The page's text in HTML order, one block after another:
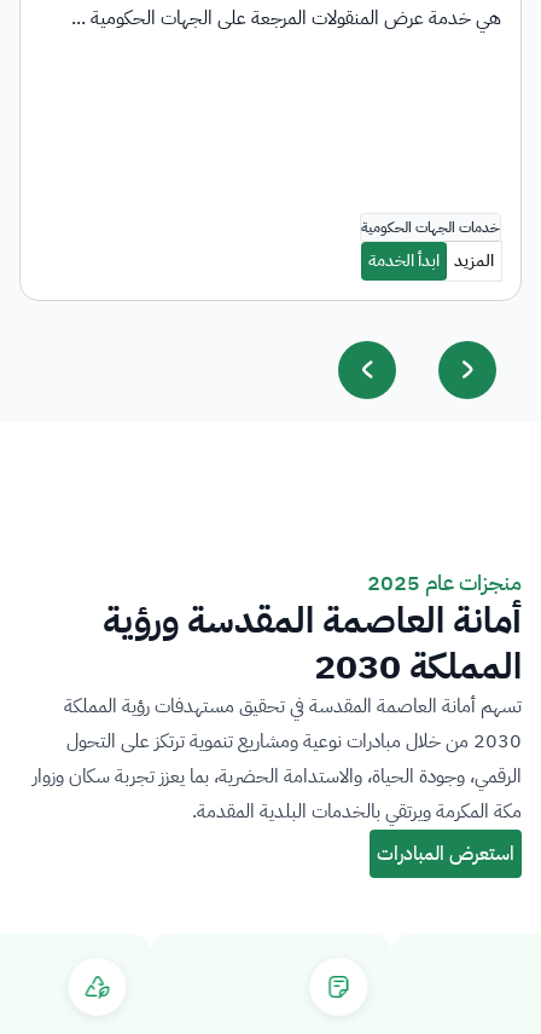
المنقولات المرجعة على الجهات الحكومية ... توفر
منجزات عام 2025
أمانة العاصمة المقدسة ورؤية
المملكة 2030
تسهم أمانة العاصمة المقدسة في تحقيق مستهدفات رؤية المملكة
2030 من خلال مبادرات نوعية ومشاريع تنموية ترتكز على التحول
الرقمي، وجودة الحياة، والاستدامة الحضرية، بما يعزز تجربة سكان وزوار
مكة المكرمة ويرتقي بالخدمات البلدية المقدمة.